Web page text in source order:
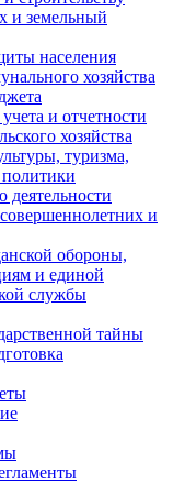
и земельный
населения
хозяйства
и отчетности
хозяйства
туризма,
деятельности
и
обороны,
и единой
службы
тайны